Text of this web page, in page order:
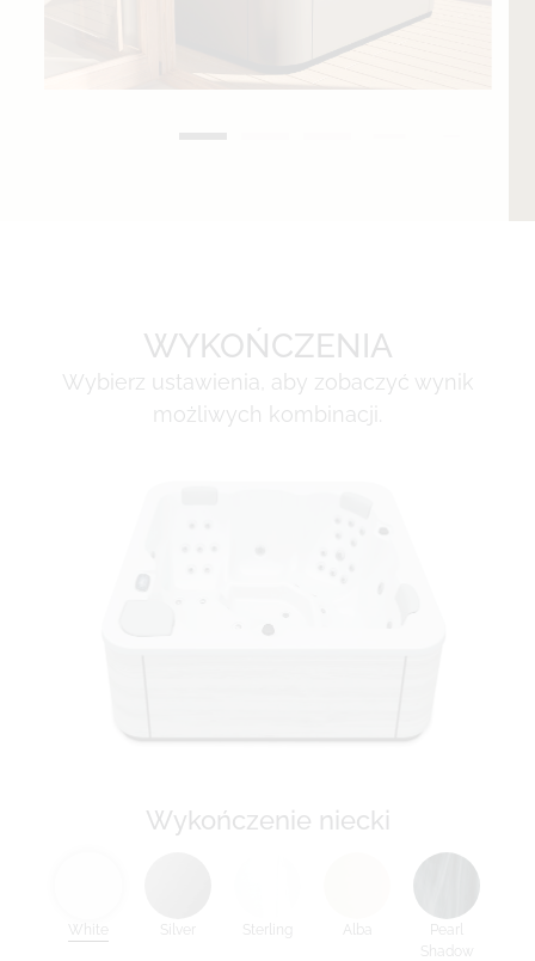
WYKOŃCZENIA
Wybierz ustawienia, aby zobaczyć wynik
możliwych kombinacji.
Wykończenie niecki
White Silver Sterling
Pearl
Shadow